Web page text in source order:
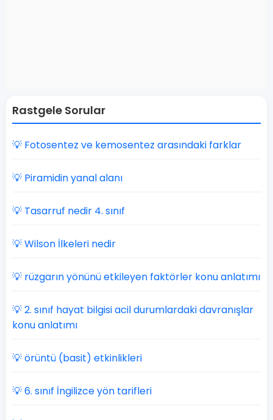
Rastgele Sorular
💡 Fotosentez ve kemosentez arasındaki farklar
💡 Piramidin yanal alanı
💡 Tasarruf nedir 4. sınıf
💡 Wilson İlkeleri nedir
💡 rüzgarın yönünü etkileyen faktörler konu anlatımı
💡 2. sınıf hayat bilgisi acil durumlardaki davranışlar
konu anlatımı
💡 örüntü (basit) etkinlikleri
💡 6. sınıf İngilizce yön tarifleri